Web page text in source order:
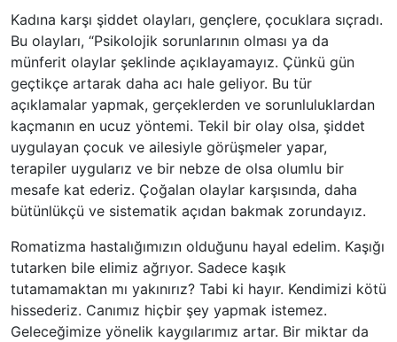
Kadına karşı şiddet olayları, gençlere, çocuklara sıçradı.
Bu olayları, “Psikolojik sorunlarının olması ya da
münferit olaylar şeklinde açıklayamayız. Çünkü gün
geçtikçe artarak daha acı hale geliyor. Bu tür
açıklamalar yapmak, gerçeklerden ve sorunluluklardan
kaçmanın en ucuz yöntemi. Tekil bir olay olsa, şiddet
uygulayan çocuk ve ailesiyle görüşmeler yapar,
terapiler uygularız ve bir nebze de olsa olumlu bir
mesafe kat ederiz. Çoğalan olaylar karşısında, daha
bütünlükçü ve sistematik açıdan bakmak zorundayız.
Romatizma hastalığımızın olduğunu hayal edelim. Kaşığı
tutarken bile elimiz ağrıyor. Sadece kaşık
tutamamaktan mı yakınırız? Tabi ki hayır. Kendimizi kötü
hissederiz. Canımız hiçbir şey yapmak istemez.
Geleceğimize yönelik kaygılarımız artar. Bir miktar da